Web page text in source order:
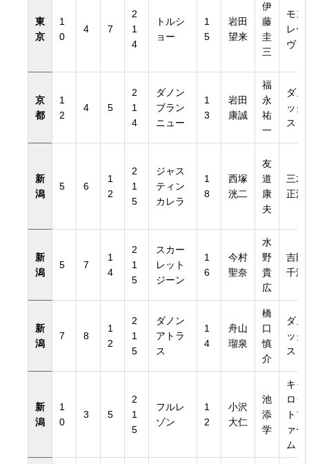
東
京
1
0
4 7
2
1
4
トルシ
ョー
1
5
岩田
望来
伊
藤
圭
三
モン
レー
ヴ
京
都
1
2
4 5
2
1
4
ダノン
ブラン
ニュー
1
3
岩田
康誠
福
永
祐
一
ダノ
ック
ス
新
潟
5 6
1
2
2
1
5
ジャス
ティン
カレラ
1
8
西塚
洸二
友
道
康
夫
三木
正浩
新
潟
5 7
1
4
2
1
5
スカー
レット
ジーン
1
6
今村
聖奈
水
野
貴
広
吉田
千津
新
潟
7 8
1
2
2
1
5
ダノン
アトラ
ス
1
4
舟山
瑠泉
橋
口
慎
介
ダノ
ック
ス
新
潟
1
0
3 5
2
1
5
フルレ
ゾン
1
2
小沢
大仁
池
添
学
キャ
ロッ
トフ
ァー
ム